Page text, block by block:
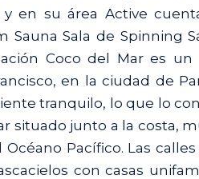
en su área Active
Sala de Spinning
Coco del Mar es un
en la ciudad de
tranquilo, lo que lo
situado junto a la costa,
Pacífico. Las calles
con casas